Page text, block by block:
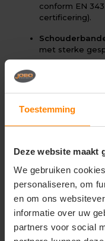
Toestemming
Deze website maakt
We gebruiken
personaliseren, om
en om ons
informatie over uw
partners voor social
conform EN
certificering).
met sterke
pasvorm op
achterpand
beschutting
Taille:
verschillende
Pijpafwerking:
is verstelbaar
aansluiting op
Naden:Alle
waardoor